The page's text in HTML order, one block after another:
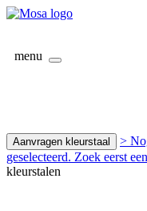
menu
Aanvragen kleurstaal
>
geselecteerd. Zoek eerst
kleurstalen